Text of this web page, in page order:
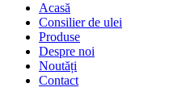
Acasă
Consilier de ulei
Produse
Despre noi
Noutăți
Contact